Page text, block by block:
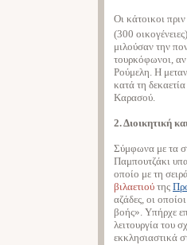
Οι κάτοικοι
(300
μιλούσαν την
τουρκόφωνοι,
Ρούμελη. Η
κατά τη
Καρασού.
2. Διοικητική
Σύμφωνα με τα
Παμπουτζάκι
οποίο με τη
βιλαετιού της
αζάδες, οι
βοής». Υπήρχε
λειτουργία του
εκκλησιαστικά